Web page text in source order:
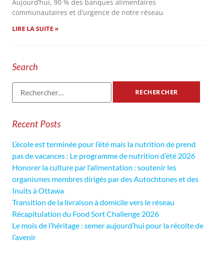
Aujourd’hui, 90 % des banques alimentaires
communautaires et d’urgence de notre réseau
LIRE LA SUITE »
Search
Recent Posts
L’école est terminée pour l’été mais la nutrition de prend
pas de vacances : Le programme de nutrition d’été 2026
Honorer la culture par l’alimentation : soutenir les
organismes membres dirigés par des Autochtones et des
Inuits à Ottawa
Transition de la livraison à domicile vers le réseau
Récapitulation du Food Sort Challenge 2026
Le mois de l’héritage : semer aujourd’hui pour la récolte de
l’avenir